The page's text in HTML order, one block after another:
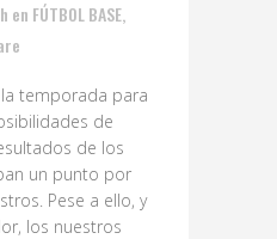
en FÚTBOL BASE
temporada para
de
de los
un punto por
Pese a ello, y
los nuestros